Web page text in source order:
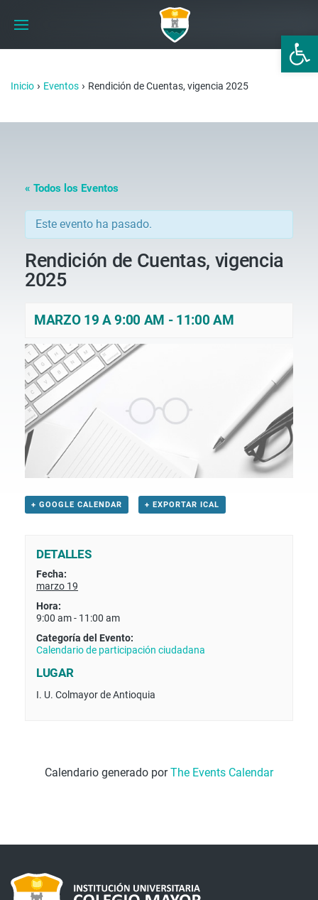
Abrir
Inicio › Eventos › Rendición de Cuentas, vigencia 2025
« Todos los Eventos
Este evento ha pasado.
Rendición de Cuentas, vigencia
2025
MARZO 19 A 9:00 AM - 11:00 AM
+ GOOGLE CALENDAR + EXPORTAR ICAL
DETALLES
Fecha:
marzo 19
Hora:
9:00 am - 11:00 am
Categoría del Evento:
Calendario de participación ciudadana
LUGAR
I. U. Colmayor de Antioquia
Calendario generado porThe Events Calendar